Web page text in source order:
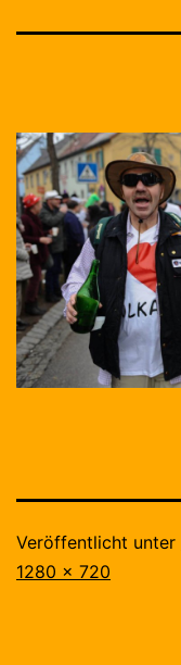
Veröffentlicht unter
Originalgröße
1280 × 720